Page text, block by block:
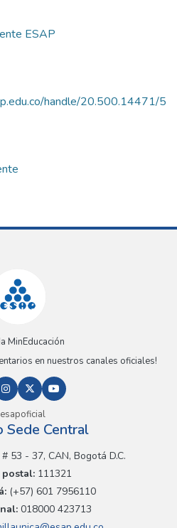
ESAP
handle/20.500.14471/5
MinEducación
en nuestros canales oficiales!
Sede Central
53 - 37, CAN, Bogotá D.C.
111321
(+57) 601 7956110
018000 423713